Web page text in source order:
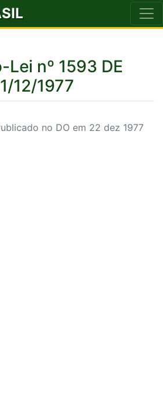
Lei nº 1593 DE
12/1977
no DO em 22 dez 1977